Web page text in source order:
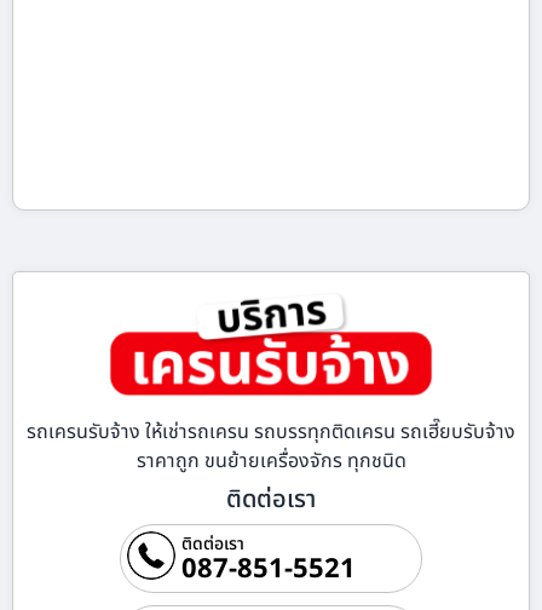
รถเครนรับจ้าง ให้เช่ารถเครน รถบรรทุกติดเครน รถเฮี๊ยบรับจ้าง
ราคาถูก ขนย้ายเครื่องจักร ทุกชนิด
ติดต่อเรา
ติดต่อเรา
087-851-5521